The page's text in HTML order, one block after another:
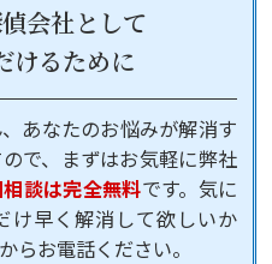
会社として
けるために
あなたのお悩みが解消す
で、まずはお気軽に弊社
談は完全無料です。気に
け早く解消して欲しいか
らお電話ください。